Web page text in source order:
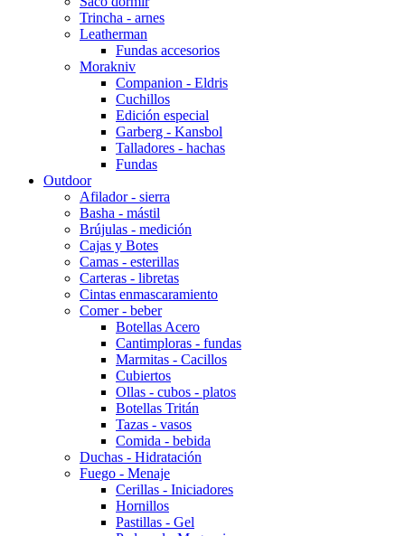
Trincha - arnes
Leatherman
Fundas accesorios
Morakniv
Companion - Eldris
Cuchillos
Edición especial
Garberg - Kansbol
Talladores - hachas
Fundas
Outdoor
Afilador - sierra
Basha - mástil
Brújulas - medición
Cajas y Botes
Camas - esterillas
Carteras - libretas
Cintas enmascaramiento
Comer - beber
Botellas Acero
Cantimploras - fundas
Marmitas - Cacillos
Cubiertos
Ollas - cubos - platos
Botellas Tritán
Tazas - vasos
Comida - bebida
Duchas - Hidratación
Fuego - Menaje
Cerillas - Iniciadores
Hornillos
Pastillas - Gel